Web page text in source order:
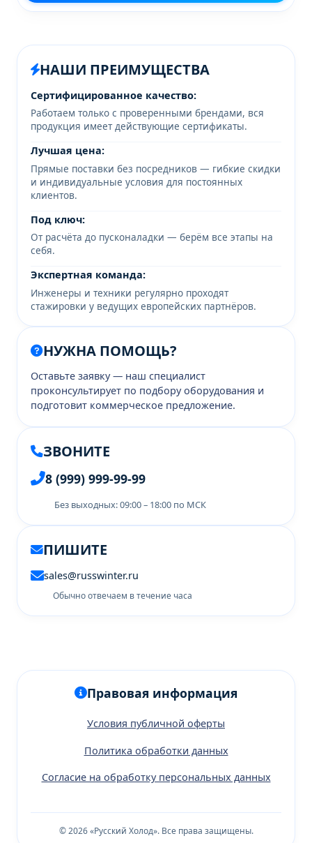
НАШИ ПРЕИМУЩЕСТВА
Сертифицированное качество:
Работаем только с проверенными брендами, вся
продукция имеет действующие сертификаты.
Лучшая цена:
Прямые поставки без посредников — гибкие скидки
и индивидуальные условия для постоянных
клиентов.
Под ключ:
От расчёта до пусконаладки — берём все этапы на
себя.
Экспертная команда:
Инженеры и техники регулярно проходят
стажировки у ведущих европейских партнёров.
НУЖНА ПОМОЩЬ?
Оставьте заявку — наш специалист
проконсультирует по подбору оборудования и
подготовит коммерческое предложение.
ЗВОНИТЕ
8 (999) 999-99-99
Без выходных: 09:00 – 18:00 по МСК
ПИШИТЕ
sales@russwinter.ru
Обычно отвечаем в течение часа
Правовая информация
Условия публичной оферты
Политика обработки данных
Согласие на обработку персональных данных
© 2026 «Русский Холод». Все права защищены.